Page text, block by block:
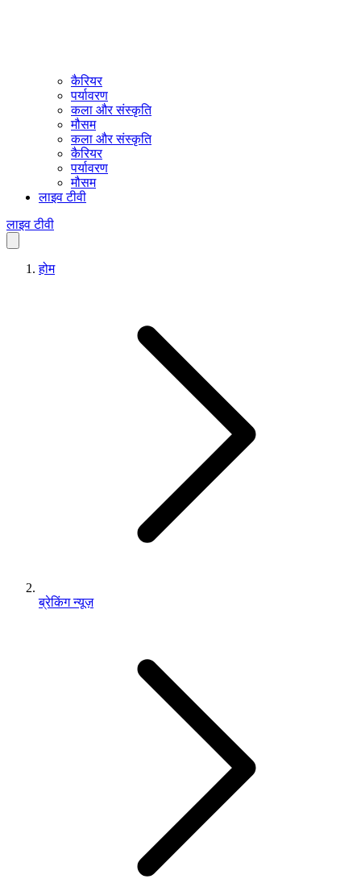
कैरियर
पर्यावरण
कला और संस्कृति
मौसम
कला और संस्कृति
कैरियर
पर्यावरण
मौसम
लाइव टीवी
लाइव टीवी
होम
ब्रेकिंग न्यूज़